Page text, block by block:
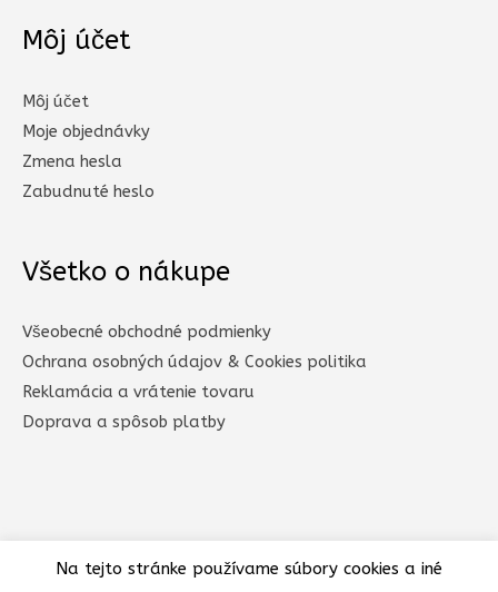
Môj účet
Môj účet
Moje objednávky
Zmena hesla
Zabudnuté heslo
Všetko o nákupe
Všeobecné obchodné podmienky
Ochrana osobných údajov & Cookies politika
Reklamácia a vrátenie tovaru
Doprava a spôsob platby​
Na tejto stránke používame súbory cookies a iné